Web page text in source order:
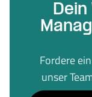
Fordere
unser